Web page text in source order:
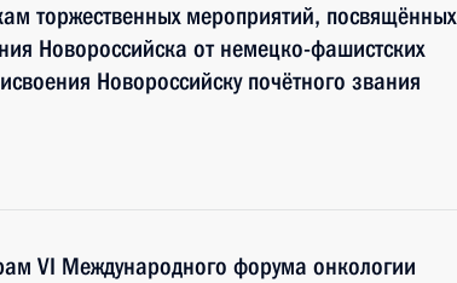
торжественных мероприятий, посвящённых
Новороссийска от немецко-фашистских
Новороссийску почётного звания
VI Международного форума онкологии